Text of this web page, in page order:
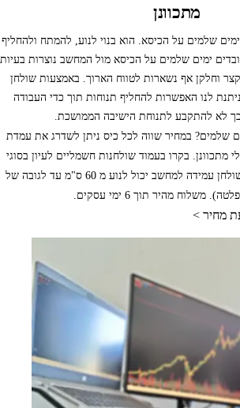
מתכוונן
שלמים על הכיסא. הוא בנוי לנוע, להמתח ולהחליף
ימים שלמים על הכיסא מול המחשב נוצרות בעיות
קצר וחלקן אף נשארות לטווח הארוך. באמצעות שולחן
לנו האפשרות להחליף תנוחות תוך כדי העבודה
לא להתקבע לתנוחת הישיבה הממושכת.
שלמים? במחיר שווה לכל כיס ניתן לשדרג את עמדת
בקרו בעמוד שולחנות חשמליים לעיון בסוגי
השולחנות הקיימים. גובה שולחן עמידה למחשב יכול לנוע מ 60 ס"מ עד לגובה של
מחיר >